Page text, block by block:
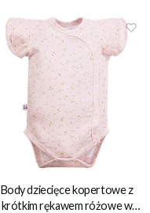
Body dziecięce kopertowe z
krótkim rękawem różowe w